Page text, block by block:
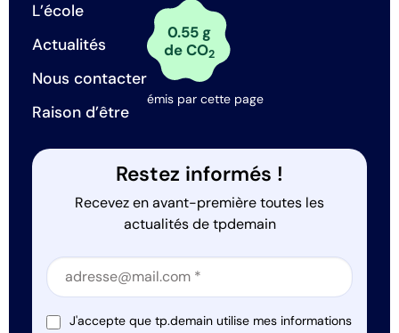
L’école
Actualités
Nous contacter
Raison d’être
0.55 g
de CO2
émis par cette page
Restez informés !
Recevez en avant-première toutes les
actualités de tpdemain
Section
Section
J'accepte que tp.demain utilise mes informations